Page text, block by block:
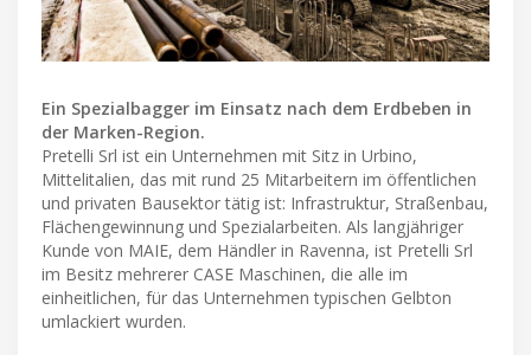
Ein Spezialbagger im Einsatz nach dem Erdbeben in
der Marken-Region.
Pretelli Srl ist ein Unternehmen mit Sitz in Urbino,
Mittelitalien, das mit rund 25 Mitarbeitern im öffentlichen
und privaten Bausektor tätig ist: Infrastruktur, Straßenbau,
Flächengewinnung und Spezialarbeiten. Als langjähriger
Kunde von MAIE, dem Händler in Ravenna, ist Pretelli Srl
im Besitz mehrerer CASE Maschinen, die alle im
einheitlichen, für das Unternehmen typischen Gelbton
umlackiert wurden.